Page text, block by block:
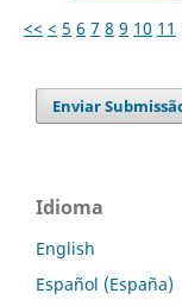
<< < 5 6 7 8 9 10 11
Enviar
Idioma
English
Español (España)